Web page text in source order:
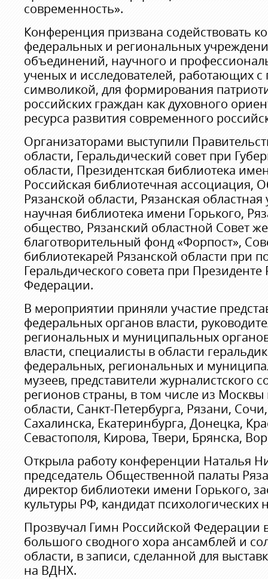
современность».
Конференция призвана содействовать
федеральных и региональных
объединений, научного и
ученых и исследователей, работающих с
символикой, для формирования
российских граждан как духовного
ресурса развития современного
Организаторами выступили
области, Геральдический совет при
области, Президентская библиотека
Российская библиотечная ассоциация,
Рязанской области, Рязанская
научная библиотека имени Горького,
общество, Рязанский областной Совет
благотворительный фонд «Форпост»,
библиотекарей Рязанской области при
Геральдического совета при Президенте
Федерации.
В мероприятии приняли участие
федеральных органов власти,
региональных и муниципальных
власти, специалисты в области
федеральных, региональных и
музеев, представители журналистского
регионов страны, в том числе из
области, Санкт-Петербурга, Рязани,
Сахалинска, Екатеринбурга, Донецка,
Севастополя, Кирова, Твери, Брянска,
Открыла работу конференции Наталья
председатель Общественной палаты
директор библиотеки имени Горького,
культуры РФ, кандидат психологических
Прозвучал Гимн Российской Федерации
большого сводного хора ансамблей и
области, в записи, сделанной для
на ВДНХ.